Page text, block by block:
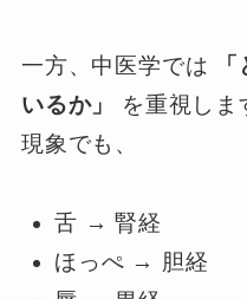
一方、中医学では
いるか」
を重視しま
現象でも、
舌 → 腎経
ほっぺ → 胆経